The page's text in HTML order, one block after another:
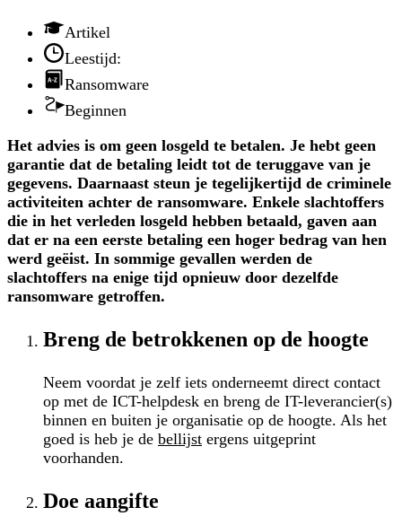
Artikel
Leestijd:
Ransomware
Beginnen
Het advies is om geen losgeld te betalen. Je hebt geen
garantie dat de betaling leidt tot de teruggave van je
gegevens. Daarnaast steun je tegelijkertijd de criminele
activiteiten achter de ransomware. Enkele slachtoffers
die in het verleden losgeld hebben betaald, gaven aan
dat er na een eerste betaling een hoger bedrag van hen
werd geëist. In sommige gevallen werden de
slachtoffers na enige tijd opnieuw door dezelfde
ransomware getroffen.
Breng de betrokkenen op de hoogte
Neem voordat je zelf iets onderneemt direct contact
op met de ICT-helpdesk en breng de IT-leverancier(s)
binnen en buiten je organisatie op de hoogte. Als het
goed is heb je de bellijst ergens uitgeprint
voorhanden.
Doe aangifte